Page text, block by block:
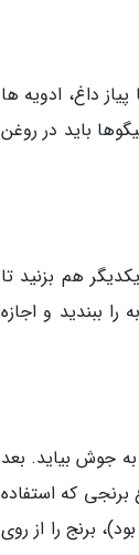
داغ، ادویه ها
باید در روغن
هم بزنید تا
ببندید و اجازه
به جوش بیاید. بعد
برنجی که استفاده
برنج را از روی